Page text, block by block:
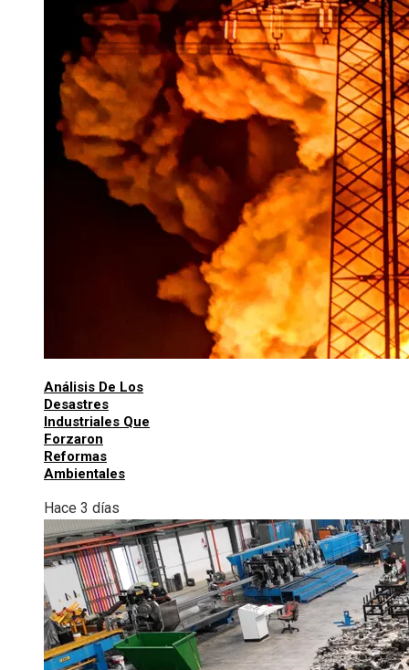
Análisis De Los
Desastres
Industriales Que
Forzaron
Reformas
Ambientales
Hace 3 días